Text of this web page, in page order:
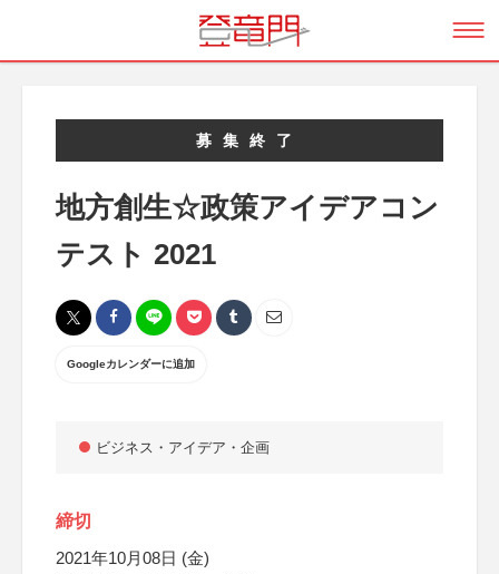
募集終了
地方創生☆政策アイデアコン
テスト 2021
Googleカレンダーに追加
ビジネス・アイデア・企画
締切
2021年10月08日 (金)